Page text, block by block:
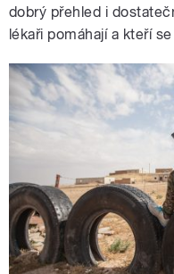
dobrý přehled i
lékaři pomáhají a kteří